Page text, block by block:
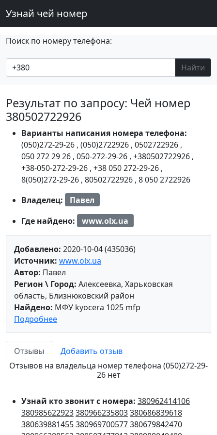
Узнай чей номер
Поиск по номеру телефона:
Найти
Результат по запросу: Чей номер
380502722926
Варианты написания номера телефона:
(050)272-29-26 , (050)2722926 , 0502722926 ,
050 272 29 26 , 050-272-29-26 , +380502722926 ,
+38-050-272-29-26 , +38 050 272-29-26 ,
8(050)272-29-26 , 80502722926 , 8 050 2722926
Владелец:
Павел
Где найдено:
www.olx.ua
Добавлено: 2020-10-04 (435036)
Источник: www.olx.ua
Автор: Павел
Регион \ Город: Алексеевка, Харьковская
область, Близнюковский район
Найдено: МФУ kyocera 1025 mfp
Подробнее
Отзывы
Добавить отзыв
Отзывов на владельца номер телефона (050)272-29-
26 нет
Узнай кто звонит с номера: 380962414106
380985622923380966235803380686839618
380639881455380969700577380679842470